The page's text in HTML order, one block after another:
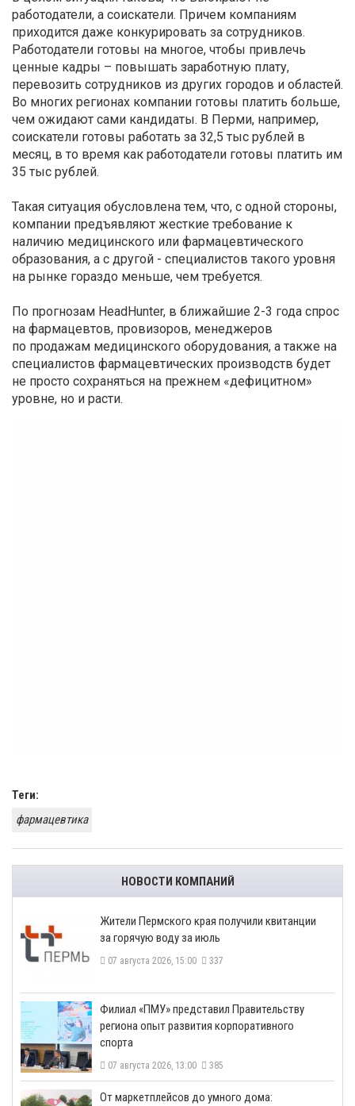
работодатели, а соискатели. Причем компаниям
приходится даже конкурировать за сотрудников.
Работодатели готовы на многое, чтобы привлечь
ценные кадры – повышать заработную плату,
перевозить сотрудников из других городов и областей.
Во многих регионах компании готовы платить больше,
чем ожидают сами кандидаты. В Перми, например,
соискатели готовы работать за 32,5 тыс рублей в
месяц, в то время как работодатели готовы платить им
35 тыс рублей.
Такая ситуация обусловлена тем, что, с одной стороны,
компании предъявляют жесткие требование к
наличию медицинского или фармацевтического
образования, а с другой - специалистов такого уровня
на рынке гораздо меньше, чем требуется.
По прогнозам HeadHunter, в ближайшие 2-3 года спрос
на фармацевтов, провизоров, менеджеров
по продажам медицинского оборудования, а также на
специалистов фармацевтических производств будет
не просто сохраняться на прежнем «дефицитном»
уровне, но и расти.
Теги:
фармацевтика
НОВОСТИ КОМПАНИЙ
​Жители Пермского края получили квитанции
за горячую воду за июль
07 августа 2026, 15:00 337
​Филиал «ПМУ» представил Правительству
региона опыт развития корпоративного
спорта
07 августа 2026, 13:00 385
От маркетплейсов до умного дома: